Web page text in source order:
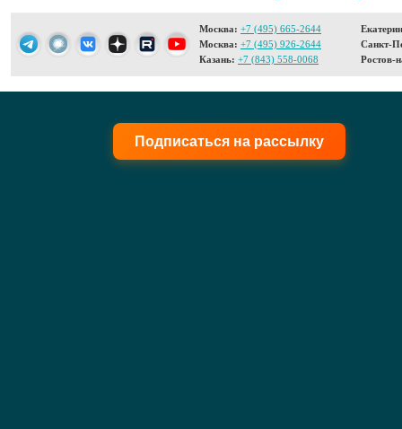
Москва: +7 (495) 665-2644
Москва: +7 (495) 926-2644
Казань: +7 (843) 558-0068
Санкт-
Ростов-
Подписаться на рассылку